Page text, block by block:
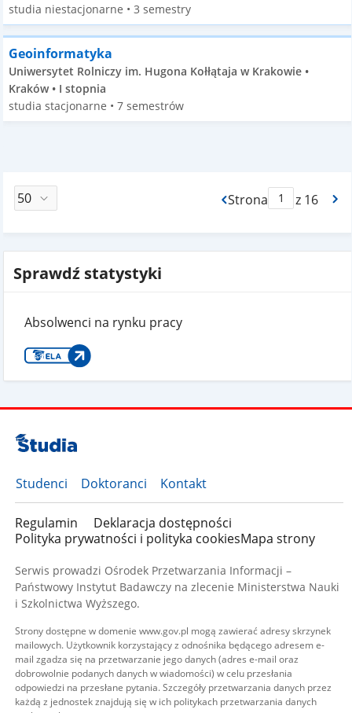
studia niestacjonarne • 3 semestry
Geoinformatyka
Uniwersytet Rolniczy im. Hugona Kołłątaja w Krakowie •
Kraków • I stopnia
studia stacjonarne • 7 semestrów
Strona
Max Stronaz 16
Sprawdź statystyki
Absolwenci na rynku pracy
Studenci Doktoranci Kontakt
Regulamin
Deklaracja dostępności
Polityka prywatności i polityka cookiesMapa strony
Serwis prowadzi Ośrodek Przetwarzania Informacji –
Państwowy Instytut Badawczy na zlecenie Ministerstwa Nauki
i Szkolnictwa Wyższego.
Strony dostępne w domenie www.gov.pl mogą zawierać adresy skrzynek
mailowych. Użytkownik korzystający z odnośnika będącego adresem e-
mail zgadza się na przetwarzanie jego danych (adres e-mail oraz
dobrowolnie podanych danych w wiadomości) w celu przesłania
odpowiedzi na przesłane pytania. Szczegóły przetwarzania danych przez
każdą z jednostek znajdują się w ich politykach przetwarzania danych